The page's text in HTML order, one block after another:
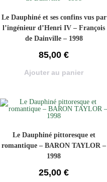
Le Dauphiné et ses confins vus par
l’ingénieur d’Henri IV – François
de Dainville – 1998
85,00 €
Ajouter au panier
Le Dauphiné pittoresque et
romantique – BARON TAYLOR –
1998
25,00 €